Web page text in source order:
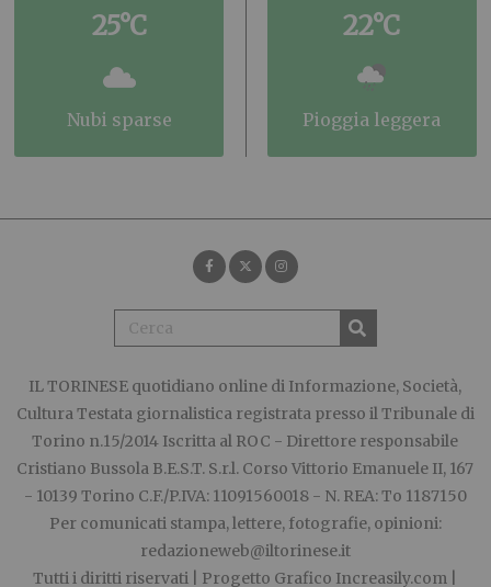
25°C
nubi sparse
22°C
pioggia leggera
IL TORINESE quotidiano online di Informazione, Società,
Cultura Testata giornalistica registrata presso il Tribunale di
Torino n.15/2014 Iscritta al ROC - Direttore responsabile
Cristiano Bussola B.E.S.T. S.r.l. Corso Vittorio Emanuele II, 167
- 10139 Torino C.F./P.IVA: 11091560018 - N. REA: To 1187150
Per comunicati stampa, lettere, fotografie, opinioni:
redazioneweb@iltorinese.it
Tutti i diritti riservati | Progetto Grafico Increasily.com